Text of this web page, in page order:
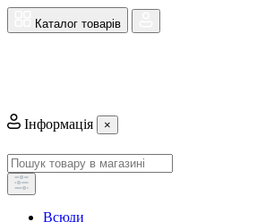
Каталог товарів
Інформація ×
Всюди